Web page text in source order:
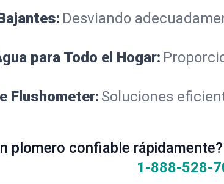
Desviando
para Todo el Hogar:
Flushometer: Soluciones
plomero confiable
1-888-528-